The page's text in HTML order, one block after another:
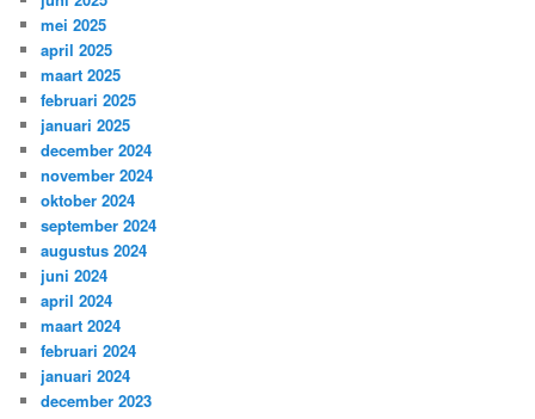
mei 2025
april 2025
maart 2025
februari 2025
januari 2025
december 2024
november 2024
oktober 2024
september 2024
augustus 2024
juni 2024
april 2024
maart 2024
februari 2024
januari 2024
december 2023